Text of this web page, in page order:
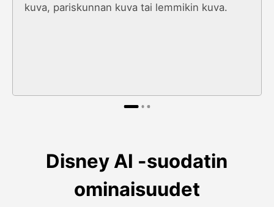
kuva, pariskunnan kuva tai lemmikin kuva.
Disney AI -suodatin
ominaisuudet